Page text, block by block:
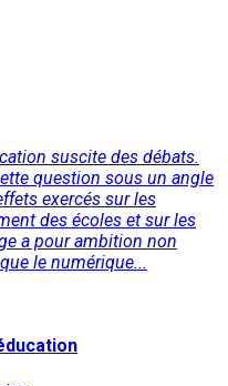
suscite des débats.
question sous un angle
exercés sur les
des écoles et sur les
a pour ambition non
le numérique...